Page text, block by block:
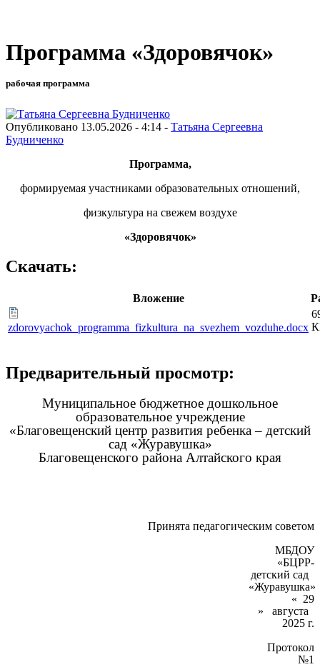
Программа «Здоровячок»
рабочая программа
Опубликовано 13.05.2026 - 4:14 - Татьяна Сергеевна
Будниченко
Программа,
формируемая участниками образовательных отношений,
физкультура на свежем воздухе
«Здоровячок»
Скачать:
Вложение
zdorovyachok_programma_fizkultura_na_svezhem_vozduhe.docx
Предварительный просмотр:
Муниципальное бюджетное дошкольное
образовательное учреждение
«Благовещенский центр развития ребенка – детский
сад «Журавушка»
Благовещенского района Алтайского края
Принята педагогическим советом
МБДОУ
«БЦРР-
детский сад
«Журавушка»
« 29
» августа
2025 г.
Протокол
№1